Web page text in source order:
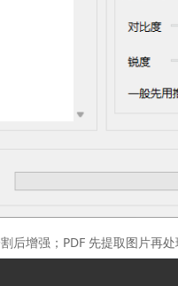
后增强；PDF 先提取图片再